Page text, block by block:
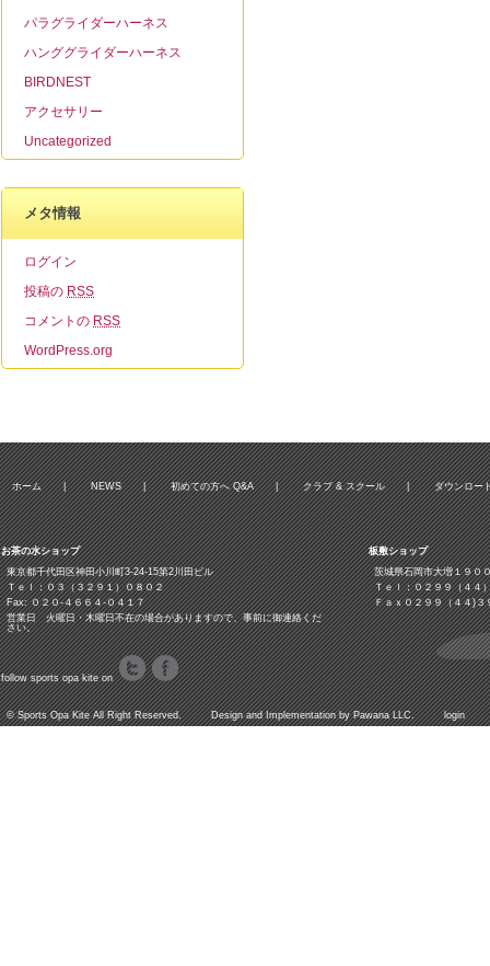
パラグライダーハーネス
ハンググライダーハーネス
BIRDNEST
アクセサリー
Uncategorized
メタ情報
ログイン
投稿の RSS
コメントの RSS
WordPress.org
ホーム | NEWS | 初めての方へ Q&A | クラブ & スクール | ダウンロー
お茶の水ショップ
東京都千代田区神田小川町3‐24‐15第2川田ビル
Ｔｅｌ：０３（３２９１）０８０２
Fax: ０２０-４６６４-０４１７
営業日 火曜日・木曜日不在の場合がありますので、事前に御連絡くだ
さい。
follow sports opa kite on
板敷ショップ
茨城県石岡市大増１９０
Ｔｅｌ：０２９９（４４
Ｆａｘ０２９９（４４)３
©Sports Opa KiteAll Right Reserved. Design and Implementation byPawana LLC. login